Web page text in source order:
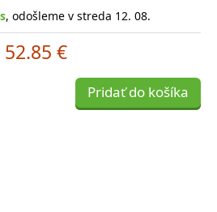
, odošleme v streda 12. 08.
52.85 €
Pridať do košíka